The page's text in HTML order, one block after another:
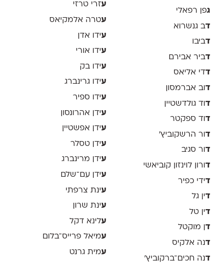
גפן רפאלי
דב גנשרוא
דביבו
דביר אבירם
דדי אליאס
דוב אברמסון
דוד גולדשטיין
דוד ספקטר
דור הרשקוביץ׳
דור סגיב
דורון לוינזון קוביאשי
דידי כפיר
דין גל
דין טל
דן מוקטל
דנה אלקיס
דנה חכים־ברקוביץ׳
עזרי טרזי
עטרה אלמקיאס
עידו אדן
עידו אורי
עידו בק
עידו גרינברג
עידו ספיר
עידן אהרונסון
עידן אפשטיין
עידן טסלר
עידן מרינברג
עידן עם־שלם
עינת צרפתי
עינת שרון
עלינא דקל
עמיאל פרייס־בלום
עמית גרנט